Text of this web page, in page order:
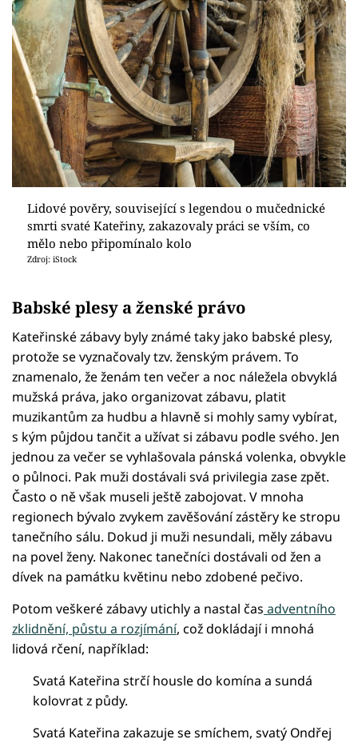
Lidové pověry, související s legendou o mučednické
smrti svaté Kateřiny, zakazovaly práci se vším, co
mělo nebo připomínalo kolo
Zdroj: iStock
Babské plesy a ženské právo
Kateřinské zábavy byly známé taky jako babské plesy,
protože se vyznačovaly tzv. ženským právem. To
znamenalo, že ženám ten večer a noc náležela obvyklá
mužská práva, jako organizovat zábavu, platit
muzikantům za hudbu a hlavně si mohly samy vybírat,
s kým půjdou tančit a užívat si zábavu podle svého. Jen
jednou za večer se vyhlašovala pánská volenka, obvykle
o půlnoci. Pak muži dostávali svá privilegia zase zpět.
Často o ně však museli ještě zabojovat. V mnoha
regionech bývalo zvykem zavěšování zástěry ke stropu
tanečního sálu. Dokud ji muži nesundali, měly zábavu
na povel ženy. Nakonec tanečníci dostávali od žen a
dívek na památku květinu nebo zdobené pečivo.
Potom veškeré zábavy utichly a nastal čas adventního
zklidnění, půstu a rozjímání, což dokládají i mnohá
lidová rčení, například:
Svatá Kateřina strčí housle do komína a sundá
kolovrat z půdy.
Svatá Kateřina zakazuje se smíchem, svatý Ondřej